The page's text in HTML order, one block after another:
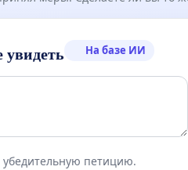
На базе ИИ
петицию.